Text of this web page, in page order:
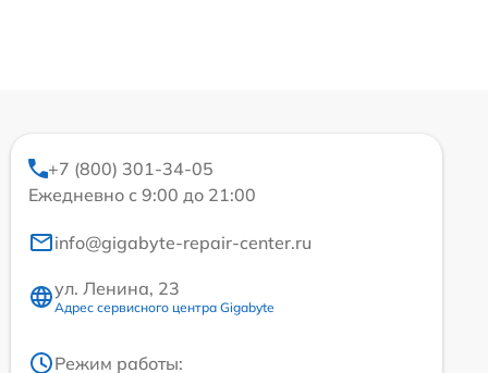
+7 (800) 301-34-05
Ежедневно с 9:00 до 21:00
info@gigabyte-repair-center.ru
ул. Ленина, 23
Адрес сервисного центра Gigabyte
Режим работы: